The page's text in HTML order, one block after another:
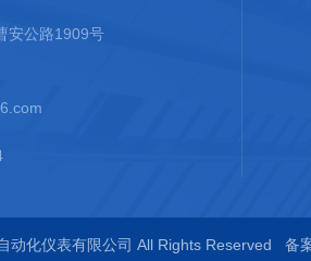
安公路1909号
动化仪表有限公司 All Rights Reserved 备